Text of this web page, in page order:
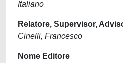
Italiano
Relatore, Supervisor,
Cinelli, Francesco
Nome Editore